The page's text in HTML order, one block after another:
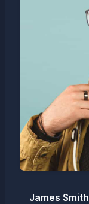
James Smith